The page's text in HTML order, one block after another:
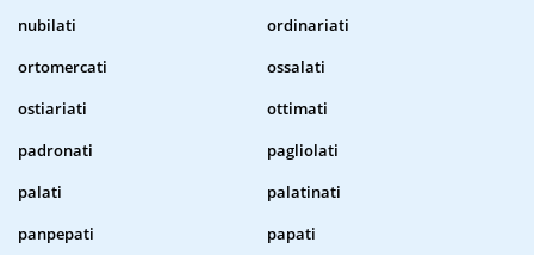
nubilati
ordinariati
ortomercati
ossalati
ostiariati
ottimati
padronati
pagliolati
palati
palatinati
panpepati
papati